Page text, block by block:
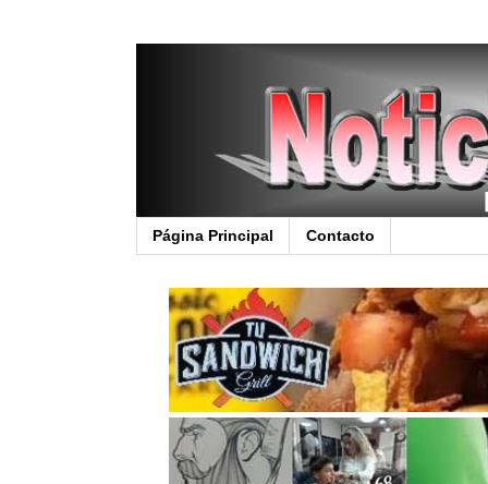
Página Principal Contacto